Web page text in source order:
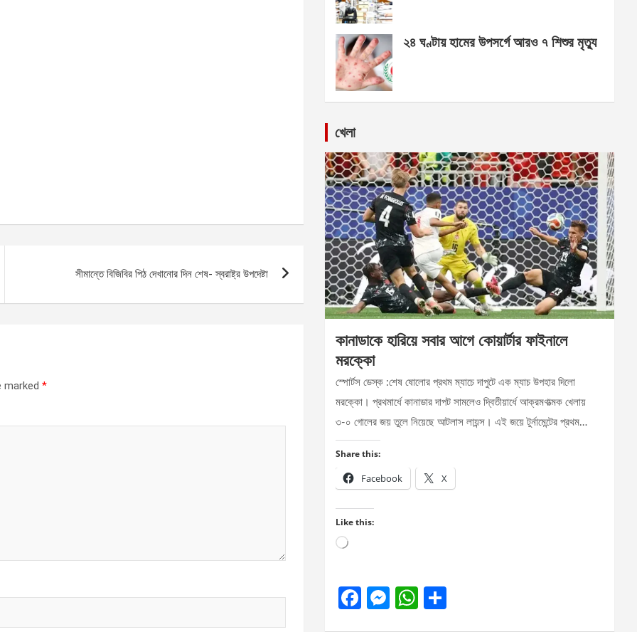
সীমান্তে বিজিবির পিঠ দেখানোর দিন শেষ- স্বরাষ্ট্র উপদেষ্টা
marked *
২৪ ঘণ্টায় হামের উপসর্গে আরও ৭ শিশুর মৃত্যু
খেলা
কানাডাকে হারিয়ে সবার আগে কোয়ার্টার ফাইনালে
মরক্কো
স্পোর্টস ডেস্ক :শেষ ষোলোর প্রথম ম্যাচে দাপুটে এক ম্যাচ উপহার দিলো
মরক্কো। প্রথমার্ধে কানাডার দাপট সামলেও দ্বিতীয়ার্ধে আক্রমণাত্মক খেলায়
৩-০ গোলের জয় তুলে নিয়েছে আটলাস লায়ন্স। এই জয়ে টুর্নামেন্টের প্রথম…
Share this:
Facebook X
Like this:
Loading…
F
M W